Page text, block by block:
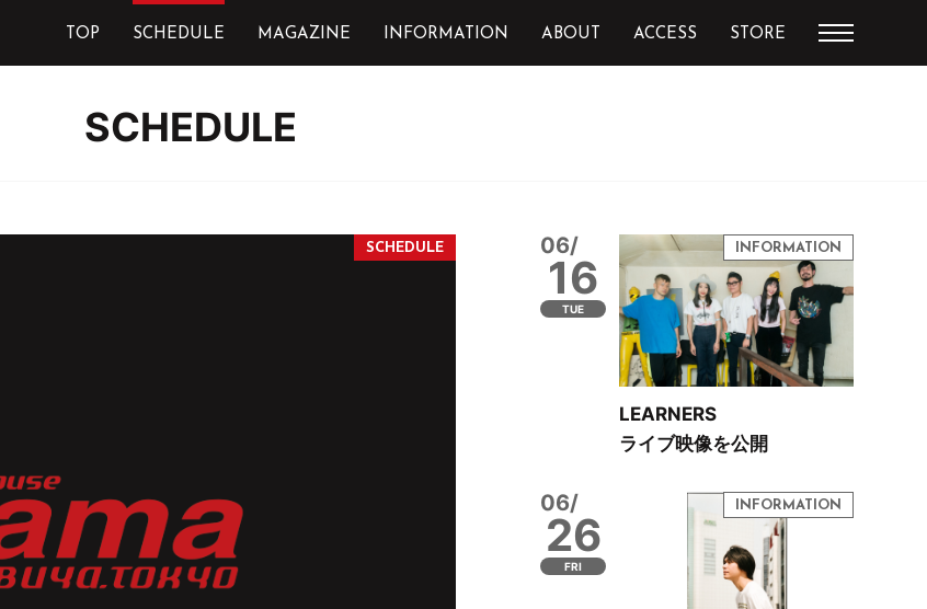
TOP SCHEDULE MAGAZINE INFORMATION ABOUT ACCESS STORE
SCHEDULE
06/
16
TUE
LEARNERS
ライブ映像を公開
06/
26
FRI